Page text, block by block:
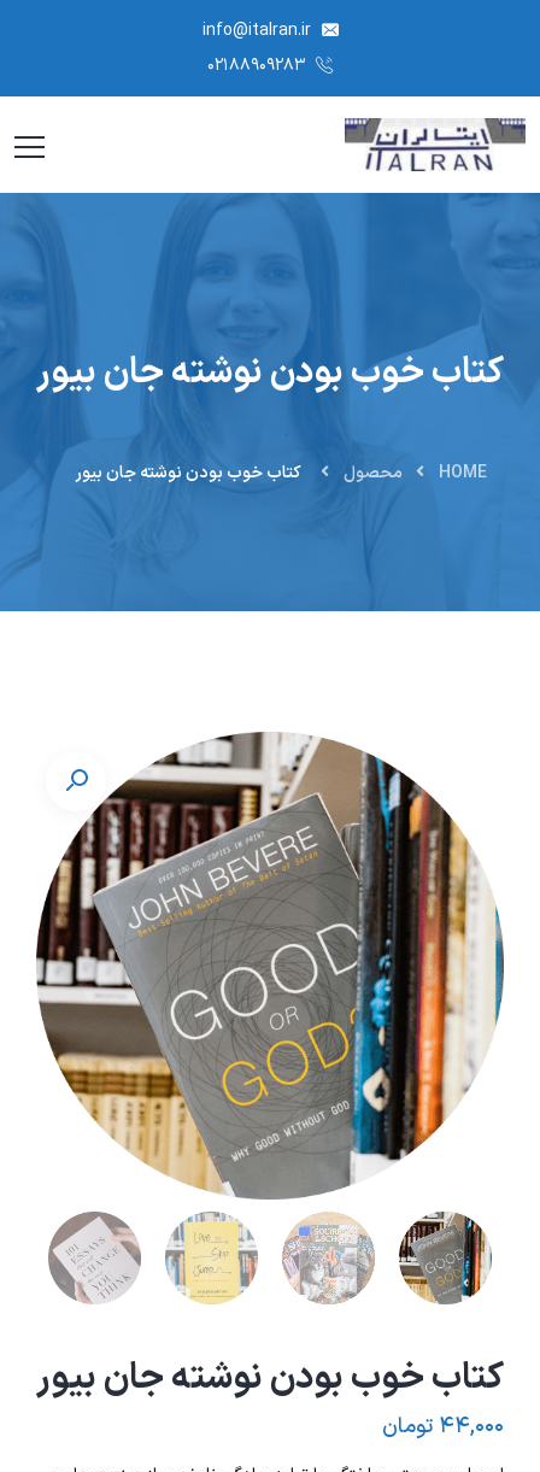
info@italran.ir
کتاب خوب بودن نوشته جان بیور
HOME محصول کتاب خوب بودن نوشته جان بیور
کتاب خوب بودن نوشته جان بیور
۴۴,۰۰۰ تومان